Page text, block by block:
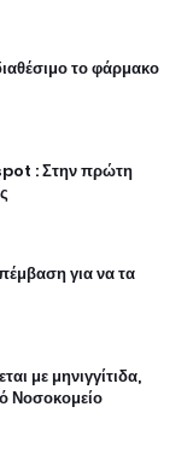
το φάρμακο
: Στην πρώτη
για να τα
με μηνιγγίτιδα,
Νοσοκομείο